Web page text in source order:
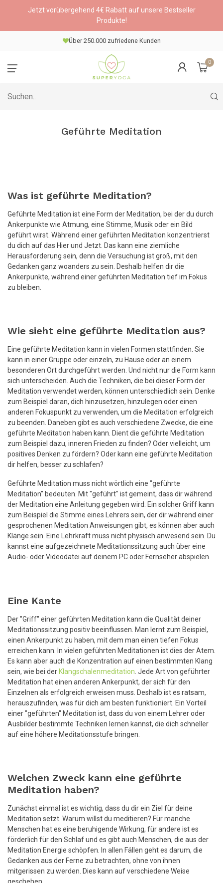
Jetzt vorübergehend 4€ Rabatt auf unsere Bestseller
Produkte!
Über 250.000 zufriedene Kunden
0
Geführte Meditation
Was ist geführte Meditation?
Geführte Meditation ist eine Form der Meditation, bei der du durch
Ankerpunkte wie Atmung, eine Stimme, Musik oder ein Bild
geführt wirst. Während einer geführten Meditation konzentrierst
du dich auf das Hier und Jetzt. Das kann eine ziemliche
Herausforderung sein, denn die Versuchung ist groß, mit den
Gedanken ganz woanders zu sein. Deshalb helfen dir die
Ankerpunkte, während einer geführten Meditation tief im Fokus
zu bleiben.
Wie sieht eine geführte Meditation aus?
Eine geführte Meditation kann in vielen Formen stattfinden. Sie
kann in einer Gruppe oder einzeln, zu Hause oder an einem
besonderen Ort durchgeführt werden. Und nicht nur die Form kann
sich unterscheiden. Auch die Techniken, die bei dieser Form der
Meditation verwendet werden, können unterschiedlich sein. Denke
zum Beispiel daran, dich hinzusetzen, hinzulegen oder einen
anderen Fokuspunkt zu verwenden, um die Meditation erfolgreich
zu beenden. Daneben gibt es auch verschiedene Zwecke, die eine
geführte Meditation haben kann. Dient die geführte Meditation
zum Beispiel dazu, inneren Frieden zu finden? Oder vielleicht, um
positives Denken zu fördern? Oder kann eine geführte Meditation
dir helfen, besser zu schlafen?
Geführte Meditation muss nicht wörtlich eine "geführte
Meditation" bedeuten. Mit "geführt" ist gemeint, dass dir während
der Meditation eine Anleitung gegeben wird. Ein solcher Griff kann
zum Beispiel die Stimme eines Lehrers sein, der dir während einer
gesprochenen Meditation Anweisungen gibt, es können aber auch
Klänge sein. Eine Lehrkraft muss nicht physisch anwesend sein. Du
kannst eine aufgezeichnete Meditationssitzung auch über eine
Audio- oder Videodatei auf deinem PC oder Fernseher abspielen.
Eine Kante
Der "Griff" einer geführten Meditation kann die Qualität deiner
Meditationssitzung positiv beeinflussen. Man lernt zum Beispiel,
einen Ankerpunkt zu haben, mit dem man einen tiefen Fokus
erreichen kann. In vielen geführten Meditationen ist dies der Atem.
Es kann aber auch die Konzentration auf einen bestimmten Klang
sein, wie bei derKlangschalenmeditation . Jede Art von geführter
Meditation hat einen anderen Ankerpunkt, der sich für den
Einzelnen als erfolgreich erweisen muss. Deshalb ist es ratsam,
herauszufinden, was für dich am besten funktioniert. Ein Vorteil
einer "geführten" Meditation ist, dass du von einem Lehrer oder
Ausbilder bestimmte Techniken lernen kannst, die dich schneller
auf eine höhere Meditationsstufe bringen.
Welchen Zweck kann eine geführte
Meditation haben?
Zunächst einmal ist es wichtig, dass du dir ein Ziel für deine
Meditation setzt. Warum willst du meditieren? Für manche
Menschen hat es eine beruhigende Wirkung, für andere ist es
förderlich für den Schlaf und es gibt auch Menschen, die aus der
Meditation Energie schöpfen. In allen Fällen geht es darum, die
Gedanken aus der Ferne zu betrachten, ohne von ihnen
mitgerissen zu werden. Dies kann auf verschiedene Weise